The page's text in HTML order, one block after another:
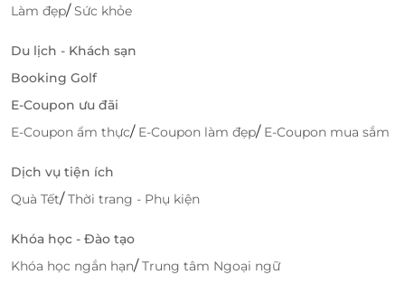
Làm đẹp/Sức khỏe
Du lịch - Khách sạn
Booking Golf
E-Coupon ưu đãi
E-Coupon ẩm thực/ E-Coupon làm đẹp/ E-Coupon mua sắm
Dịch vụ tiện ích
Quà Tết/Thời trang - Phụ kiện
Khóa học - Đào tạo
Khóa học ngắn hạn/Trung tâm Ngoại ngữ